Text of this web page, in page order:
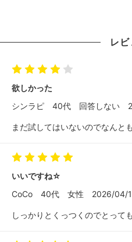
レ
欲しかった
シンラピ
40代 回答しない
まだ試してはいないのでなんと
いいですね☆
CoCo
40代 女性 2026/04/
しっかりとくっつくのでとって